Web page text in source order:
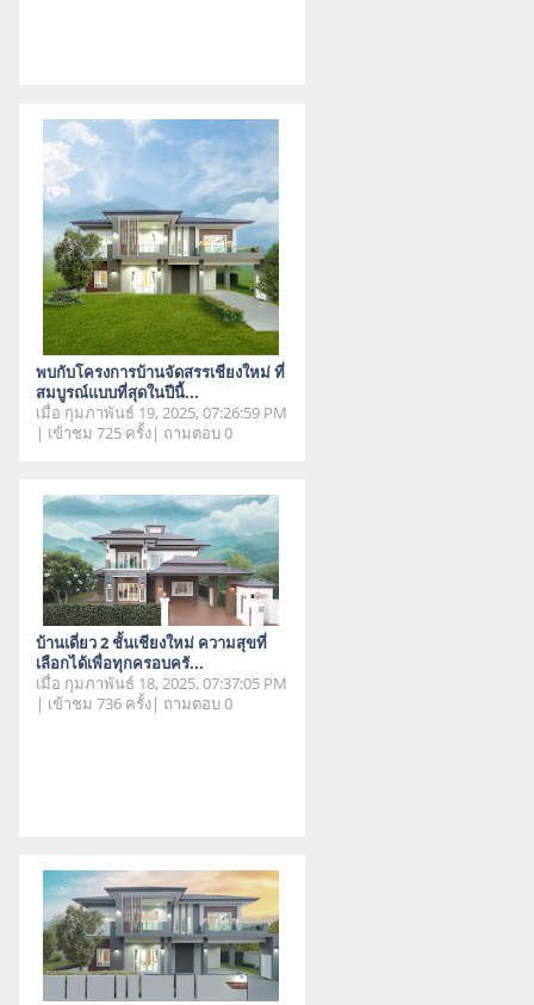
พบกับโครงการบ้านจัดสรรเชียงใหม่ ที่
สมบูรณ์แบบที่สุดในปีนี้...
เมื่อ กุมภาพันธ์ 19, 2025, 07:26:59 PM
| เข้าชม 725 ครั้ง| ถามตอบ 0
บ้านเดี่ยว 2 ชั้นเชียงใหม่ ความสุขที่
เลือกได้เพื่อทุกครอบครั...
เมื่อ กุมภาพันธ์ 18, 2025, 07:37:05 PM
| เข้าชม 736 ครั้ง| ถามตอบ 0